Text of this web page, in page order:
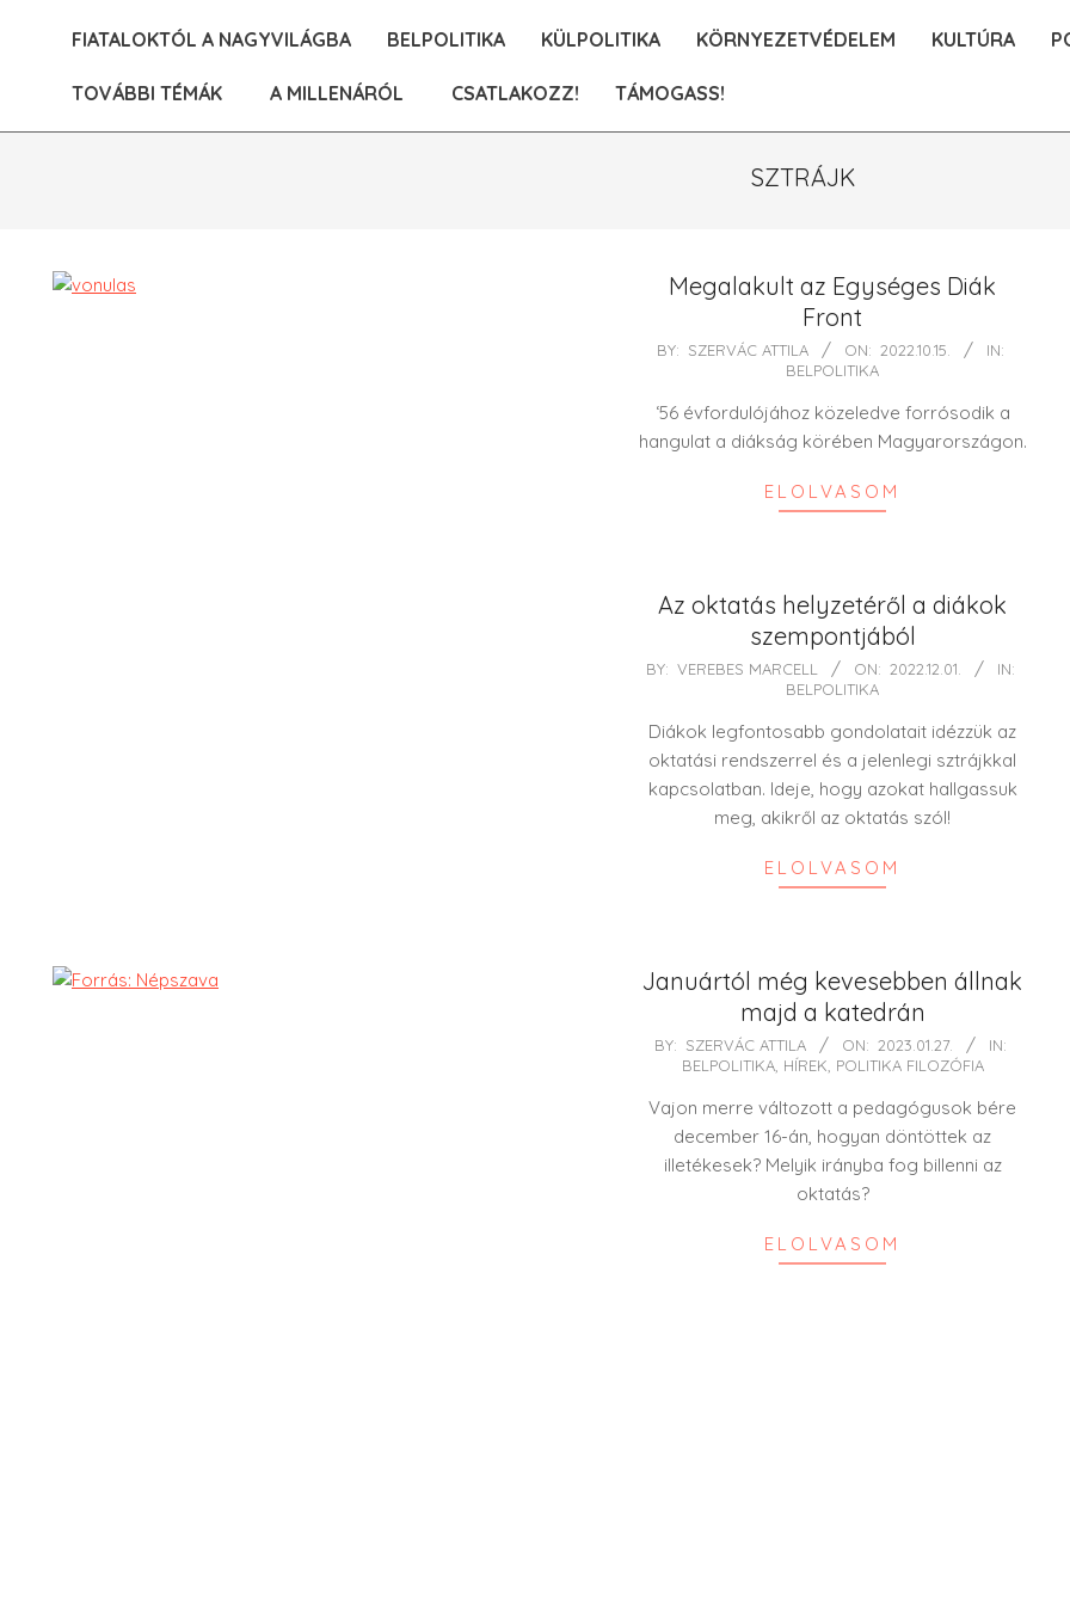
FIATALOKTÓL A NAGYVILÁGBA BELPOLITIKA KÜLPOLITIKA KÖRNYEZETVÉDELEM KULTÚRA
TOVÁBBI TÉMÁK A MILLENÁRÓL CSATLAKOZZ! TÁMOGASS!
SZTRÁJK
Megalakult az Egységes Diák
Front
2022-
BY: SZERVÁC ATTILA ON: 2022.10.15.
IN:
BELPOLITIKA
‘56 évfordulójához közeledve forrósodik a
hangulat a diákság körében Magyarországon.
ELOLVASOM
Az oktatás helyzetéről a diákok
szempontjából
2022-
01
BY: VEREBES MARCELL ON: 2022.12.01.
IN:
BELPOLITIKA
Diákok legfontosabb gondolatait idézzük az
oktatási rendszerrel és a jelenlegi sztrájkkal
kapcsolatban. Ideje, hogy azokat hallgassuk
meg, akikről az oktatás szól!
ELOLVASOM
Januártól még kevesebben állnak
majd a katedrán
2023-
27
BY: SZERVÁC ATTILA ON: 2023.01.27.
IN:
BELPOLITIKA, HÍREK POLITIKA FILOZÓFIA
Vajon merre változott a pedagógusok bére
december 16-án, hogyan döntöttek az
illetékesek? Melyik irányba fog billenni az
oktatás?
ELOLVASOM